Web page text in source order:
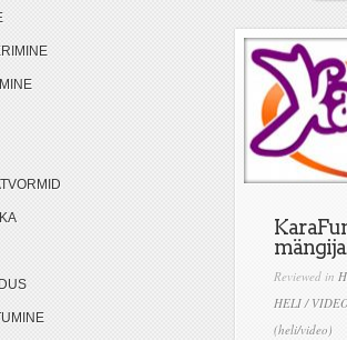
mängija
Reviewed in
HELI /
(heli/video)